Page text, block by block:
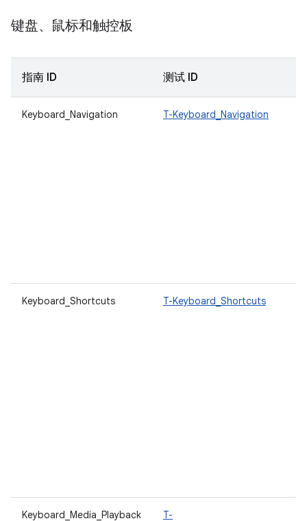
键盘、鼠标和触控板
指南 ID 测试 ID
Keyboard_Navigation T-Keyboard_Navigation
Keyboard_Shortcuts T-Keyboard_Shortcuts
Keyboard_Media_Playback T-